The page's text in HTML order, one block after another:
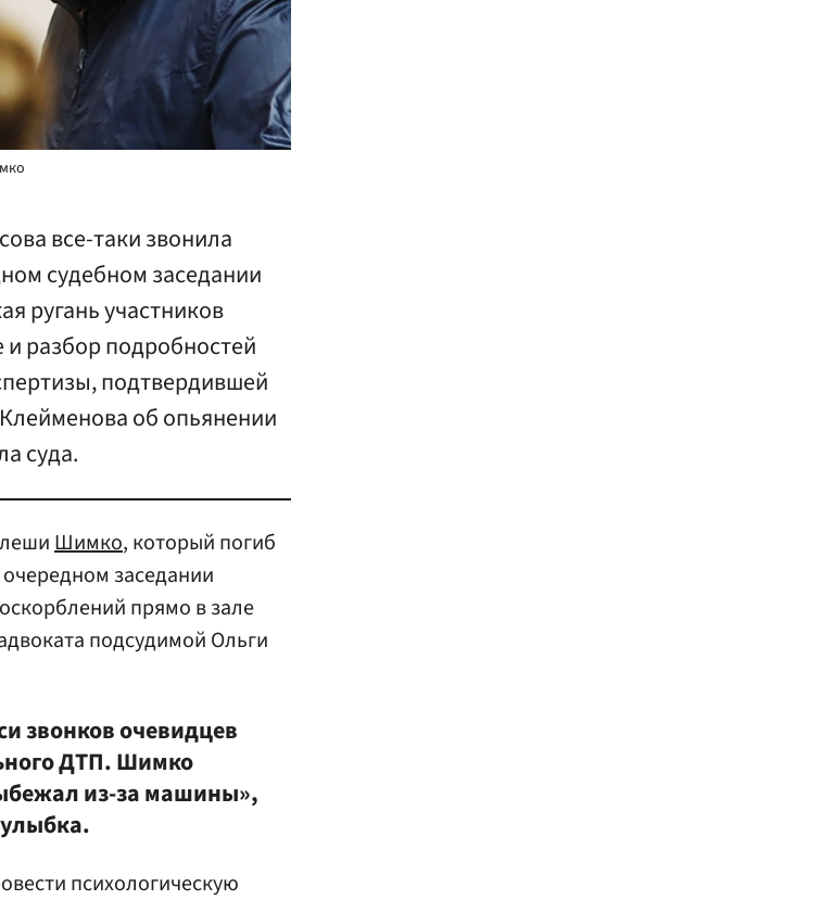
все-таки звонила
судебном заседании
ругань участников
и разбор подробностей
подтвердившей
об опьянении
суда.
Шимко, который погиб
заседании
прямо в зале
подсудимой Ольги
звонков очевидцев
ДТП. Шимко
из-за машины»,
психологическую